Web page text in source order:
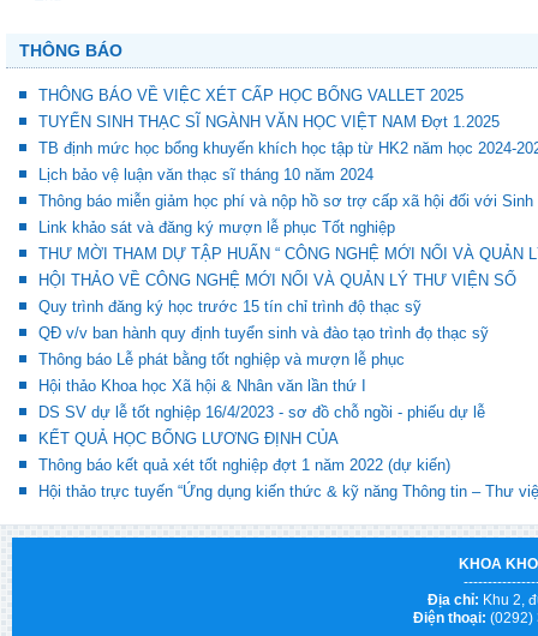
THÔNG BÁO
THÔNG BÁO VỀ VIỆC XÉT CẤP HỌC BỔNG VALLET 2025
TUYỂN SINH THẠC SĨ NGÀNH VĂN HỌC VIỆT NAM Đợt 1.2025
TB định mức học bổng khuyến khích học tập từ HK2 năm học 2024-
Lịch bảo vệ luận văn thạc sĩ tháng 10 năm 2024
Thông báo miễn giảm học phí và nộp hồ sơ trợ cấp xã hội đối với Sinh
Link khảo sát và đăng ký mượn lễ phục Tốt nghiệp
THƯ MỜI THAM DỰ TẬP HUẤN “ CÔNG NGHỆ MỚI NỔI VÀ QUẢN
HỘI THẢO VỀ CÔNG NGHỆ MỚI NỔI VÀ QUẢN LÝ THƯ VIỆN SỐ
Quy trình đăng ký học trước 15 tín chỉ trình độ thạc sỹ
QĐ v/v ban hành quy định tuyển sinh và đào tạo trình đọ thạc sỹ
Thông báo Lễ phát bằng tốt nghiệp và mượn lễ phục
Hội thảo Khoa học Xã hội & Nhân văn lần thứ I
DS SV dự lễ tốt nghiệp 16/4/2023 - sơ đồ chỗ ngồi - phiếu dự lễ
KẾT QUẢ HỌC BỔNG LƯƠNG ĐỊNH CỦA
Thông báo kết quả xét tốt nghiệp đợt 1 năm 2022 (dự kiến)
Hội thảo trực tuyến “Ứng dụng kiến thức & kỹ năng Thông tin – Thư
KHOA
Địa chỉ: Khu 2,
Điện thoại: (0292)